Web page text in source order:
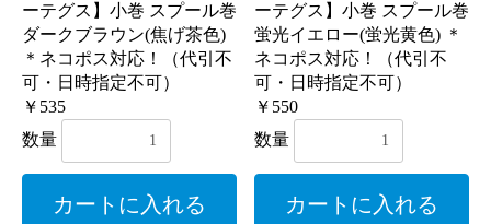
ーテグス】小巻 スプール巻
ダークブラウン(焦げ茶色)
＊ネコポス対応！（代引不
可・日時指定不可）
￥535
数量
カートに入れる
ーテグス】小巻 スプール巻
蛍光イエロー(蛍光黄色) ＊
ネコポス対応！（代引不
可・日時指定不可）
￥550
数量
カートに入れる